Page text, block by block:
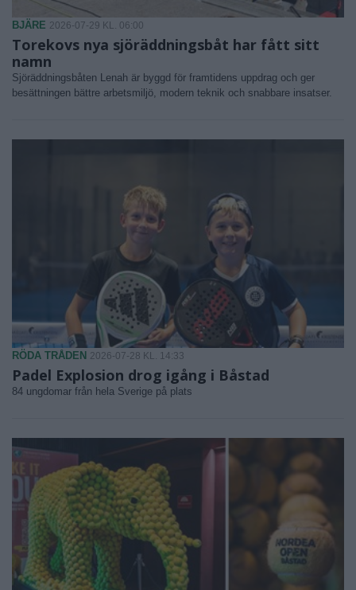
BJÄRE 2026-07-29 KL. 06:00
Torekovs nya sjöräddningsbåt har fått sitt
namn
Sjöräddningsbåten Lenah är byggd för framtidens uppdrag och ger
besättningen bättre arbetsmiljö, modern teknik och snabbare insatser.
RÖDA TRÅDEN 2026-07-28 KL. 14:33
Padel Explosion drog igång i Båstad
84 ungdomar från hela Sverige på plats